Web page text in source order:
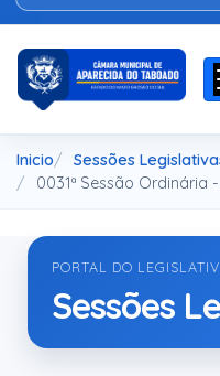
Inicio
Sessões
0031ª Sessão Ordinária
PORTAL DO
Sessões